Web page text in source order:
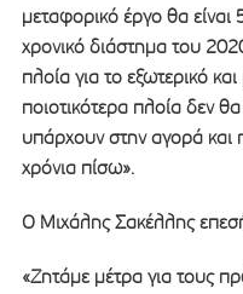
μεταφορικό έργο θα είναι
χρονικό διάστημα του
πλοία για το εξωτερικό
ποιοτικότερα πλοία δεν
υπάρχουν στην αγορά και
χρόνια πίσω».
Ο Μιχάλης Σακέλλης
«Ζητάμε μέτρα για τους